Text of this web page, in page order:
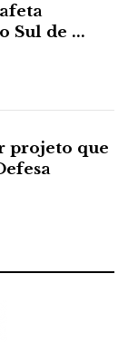
Sul de ...
projeto que